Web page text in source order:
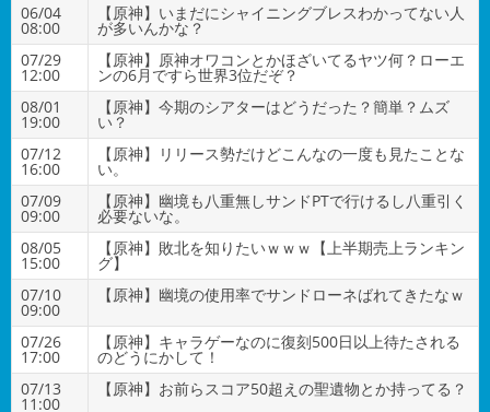
06/04
08:00
【原神】いまだにシャイニングブレスわかってない人
が多いんかな？
07/29
12:00
【原神】原神オワコンとかほざいてるヤツ何？ローエ
ンの6月ですら世界3位だぞ？
08/01
19:00
【原神】今期のシアターはどうだった？簡単？ムズ
い？
07/12
16:00
【原神】リリース勢だけどこんなの一度も見たことな
い。
07/09
09:00
【原神】幽境も八重無しサンドPTで行けるし八重引く
必要ないな。
08/05
15:00
【原神】敗北を知りたいｗｗｗ【上半期売上ランキン
グ】
07/10
09:00
【原神】幽境の使用率でサンドローネばれてきたなｗ
07/26
17:00
【原神】キャラゲーなのに復刻500日以上待たされる
のどうにかして！
07/13
11:00
【原神】お前らスコア50超えの聖遺物とか持ってる？